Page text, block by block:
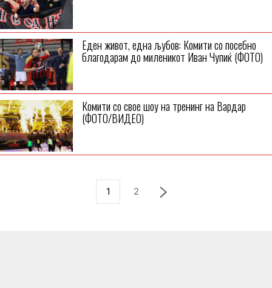
Еден живот, една љубов: Комити со посебно
благодарам до миленикот Иван Чупиќ (ФОТО)
Комити со свое шоу на тренинг на Вардар
(ФОТО/ВИДЕО)
1 2